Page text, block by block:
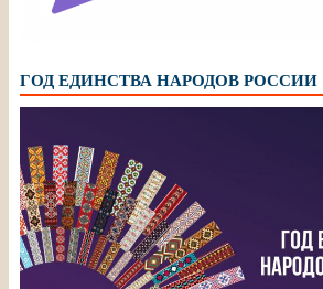
ГОД ЕДИНСТВА НАРОДОВ РОССИИ